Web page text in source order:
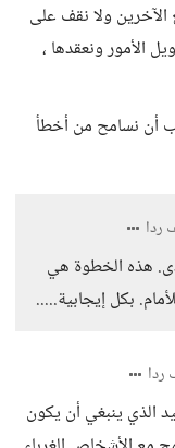
ولا نقف على
الأمور ونعقدها ،
أن نسامح من أخطأ
ردا
هذه الخطوة هي
بكل إيجابية.....
الذي ينبغي أن يكون